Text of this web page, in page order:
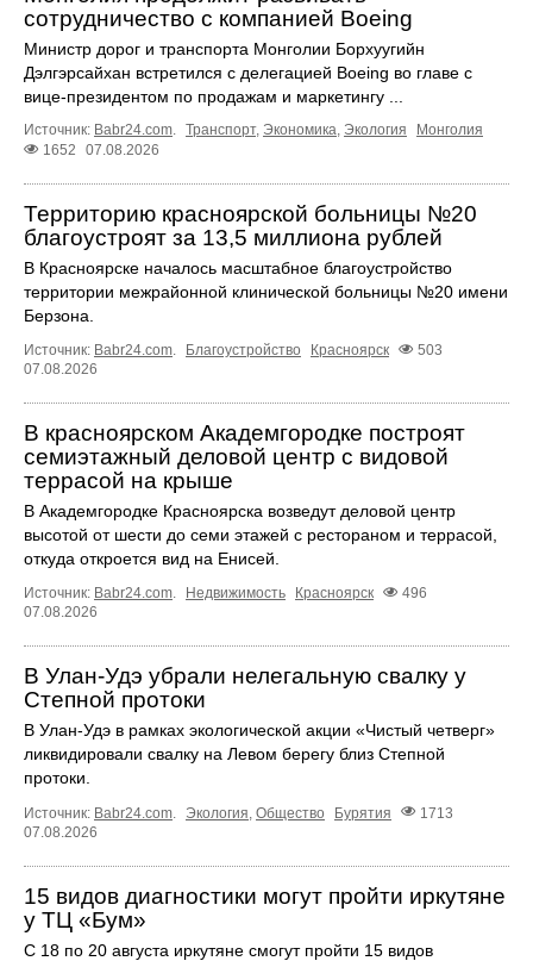
сотрудничество с компанией Boeing
Министр дорог и транспорта Монголии Борхуугийн
Дэлгэрсайхан встретился с делегацией Boeing во главе с
вице-президентом по продажам и маркетингу ...
Источник: Babr24.com. Транспорт, Экономика, Экология
Монголия
1652
07.08.2026
Территорию красноярской больницы №20
благоустроят за 13,5 миллиона рублей
В Красноярске началось масштабное благоустройство
территории межрайонной клинической больницы №20 имени
Берзона.
Источник: Babr24.com. Благоустройство Красноярск
503
07.08.2026
В красноярском Академгородке построят
семиэтажный деловой центр с видовой
террасой на крыше
В Академгородке Красноярска возведут деловой центр
высотой от шести до семи этажей с рестораном и террасой,
откуда откроется вид на Енисей.
Источник: Babr24.com. Недвижимость Красноярск
496
07.08.2026
В Улан-Удэ убрали нелегальную свалку у
Степной протоки
В Улан-Удэ в рамках экологической акции «Чистый четверг»
ликвидировали свалку на Левом берегу близ Степной
протоки.
Источник: Babr24.com Экология Общество Бурятия
1713
07.08.2026
15 видов диагностики могут пройти иркутяне
у ТЦ «Бум»
С 18 по 20 августа иркутяне смогут пройти 15 видов